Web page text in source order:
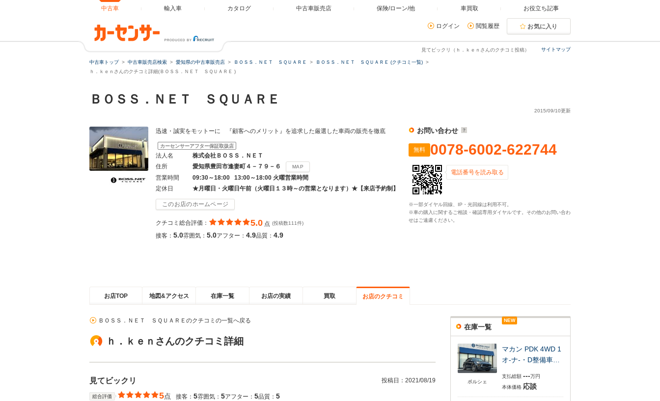
中古車 輸入車 カタログ 中古車販売店 保険/ローン/他 車買取 お役立ち記事
ログイン 閲覧履歴 お気に入り
サイトマップ
見てビックリ（ｈ．ｋｅｎさんのクチコミ投稿）
中古車トップ 中古車販売店検索 愛知県の中古車販売店 ＢＯＳＳ．ＮＥＴ ＳＱＵＡＲＥ
ＢＯＳＳ．ＮＥＴ ＳＱＵＡＲＥ (クチコミ一覧)
ｈ．ｋｅｎさんのクチコミ詳細(ＢＯＳＳ．ＮＥＴ ＳＱＵＡＲＥ )
ＢＯＳＳ．ＮＥＴ ＳＱＵＡＲＥ
2015/09/10更新
迅速・誠実をモットーに 『顧客へのメリット』を追求した厳選した車両の販売を徹底
カーセンサーアフター保証取扱店
法人名
株式会社ＢＯＳＳ．ＮＥＴ
住所
愛知県豊田市逢妻町４－７９－６ MAP
営業時間
09:30～18:00 13:00～18:00 火曜営業時間
定休日
★月曜日・火曜日午前（火曜日１３時～の営業となります）★【来店予約制】
このお店のホームページ
クチコミ総合評価： 5.0 点 (投稿数111件)
接客： 5.0雰囲気： 5.0アフター： 4.9品質： 4.9
お問い合わせ
無料 0078-6002-622744
電話番号を読み取る
※一部ダイヤル回線、IP・光回線は利用不可。
※車の購入に関するご相談・確認専用ダイヤルです。その他のお問い合わ
せはご遠慮ください。
お店TOP 地図&アクセス 在庫一覧 お店の実績 買取 お店のクチコミ
ＢＯＳＳ．ＮＥＴ ＳＱＵＡＲＥのクチコミの一覧へ戻る
ｈ．ｋｅｎさんのクチコミ詳細
見てビックリ 投稿日： 2021/08/19
総合評価 5点 接客： 5雰囲気： 5アフター： 5品質： 5
在庫一覧
ポルシェ
NEW
マカン PDK 4WD 1
オ-ナ-・D整備車…
支払総額 ---万円
本体価格 応談